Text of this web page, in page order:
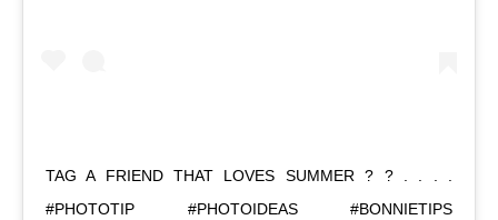
TAG A FRIEND THAT LOVES SUMMER ? ? . . . .
#PHOTOTIP #PHOTOIDEAS #BONNIETIPS